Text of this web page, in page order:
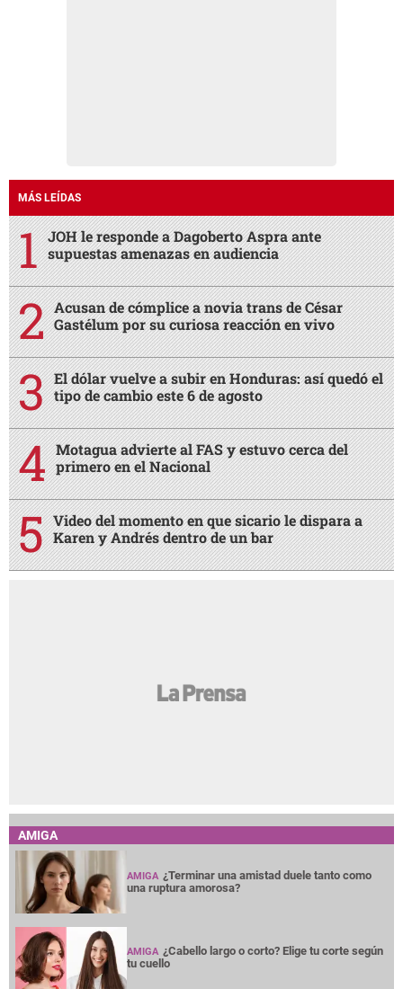
MÁS LEÍDAS
JOH le responde a Dagoberto Aspra ante
supuestas amenazas en audiencia
Acusan de cómplice a novia trans de César
Gastélum por su curiosa reacción en vivo
El dólar vuelve a subir en Honduras: así quedó el
tipo de cambio este 6 de agosto
Motagua advierte al FAS y estuvo cerca del
primero en el Nacional
Video del momento en que sicario le dispara a
Karen y Andrés dentro de un bar
AMIGA
AMIGA ¿Terminar una amistad duele tanto como
una ruptura amorosa?
AMIGA ¿Cabello largo o corto? Elige tu corte según
tu cuello